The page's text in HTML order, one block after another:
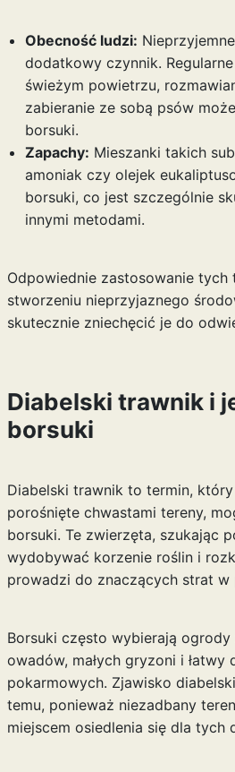
Obecność ludzi:
dodatkowy czynnik.
świeżym powietrzu,
zabieranie ze sobą psów
borsuki.
Zapachy: Mieszanki takich
amoniak czy olejek
borsuki, co jest szczególnie
innymi metodami.
Odpowiednie zastosowanie
stworzeniu nieprzyjaznego
skutecznie zniechęcić je do
Diabelski trawnik i
borsuki
Diabelski trawnik to termin,
porośnięte chwastami tereny,
borsuki. Te zwierzęta, szukając
wydobywać korzenie roślin i
prowadzi do znaczących strat w
Borsuki często wybierają
owadów, małych gryzoni i łatwy
pokarmowych. Zjawisko
temu, ponieważ niezadbany
miejscem osiedlenia się dla tych